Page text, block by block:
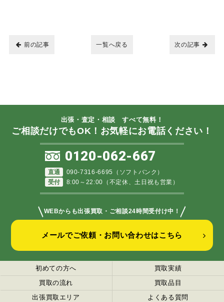
次の記事
一覧へ戻る
前の記事
出張・査定・相談 すべて無料！
ご相談だけでもOK！お気軽にお電話ください！
0120-062-667
直通
090-7316-6695（ソフトバンク）
受付
8:00～22:00（不定休、土日祝も営業）
＼WEBからも出張買取・ご相談24時間受付け中！ ／
メールでご依頼・お問い合わせはこちら
初めての方へ
買取実績
買取の流れ
買取品目
出張買取エリア
よくある質問